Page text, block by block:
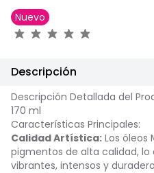
Nuevo
Descripción
Descripción Detallada del
170 ml
Características Principales:
Calidad Artística: Los óleos
pigmentos de alta calidad, lo
vibrantes, intensos y